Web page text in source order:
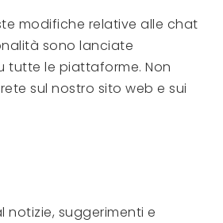
modifiche relative alle chat
sono lanciate
tutte le piattaforme. Non
sul nostro sito web e sui
notizie, suggerimenti e